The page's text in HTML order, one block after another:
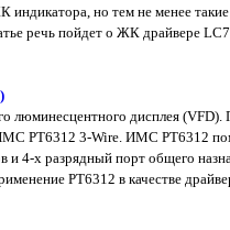
но тем не менее
речь пойдет о ЖК драйвере
люминесцентного дисплея (VFD).
PT6312 3-Wire. ИМС PT6312
4-х разрядный порт общего
PT6312 в качестве